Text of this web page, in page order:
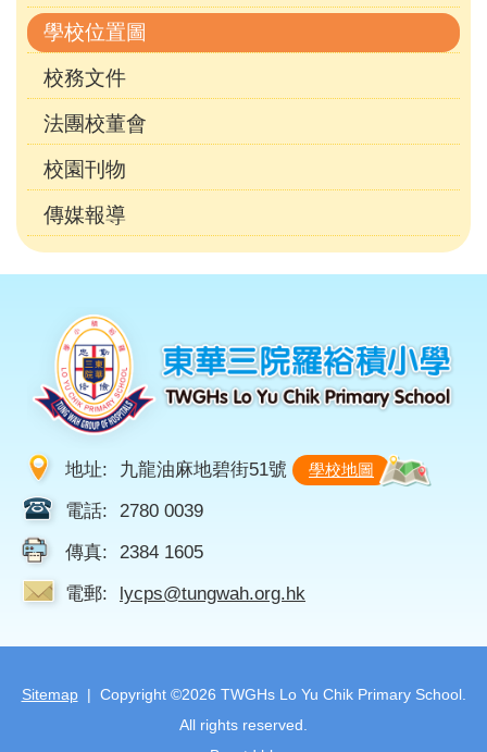
學校位置圖
校務文件
法團校董會
校園刊物
傳媒報導
地址: 九龍油麻地碧街51號 學校地圖
電話: 2780 0039
傳真: 2384 1605
電郵: lycps@tungwah.org.hk
Sitemap| Copyright ©2026 TWGHs Lo Yu Chik Primary School.
All rights reserved.